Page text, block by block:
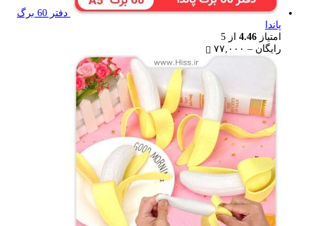
دفتر 60 برگ
پاندا
امتیاز 4.46 از 5
رایگان – ۷۷,۰۰۰
range:
رایگان
۷۷,۰۰۰ تومان